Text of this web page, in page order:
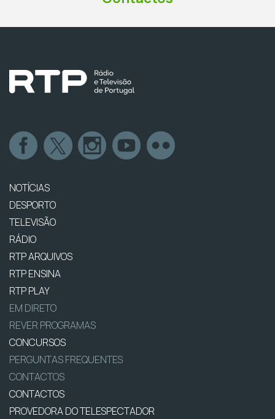
NOTÍCIAS
DESPORTO
TELEVISÃO
RÁDIO
RTP ARQUIVOS
RTP ENSINA
RTP PLAY
EM DIRETO
REVER PROGRAMAS
CONCURSOS
PERGUNTAS FREQUENTES
CONTACTOS
CONTACTOS
PROVEDORA DO TELESPECTADOR